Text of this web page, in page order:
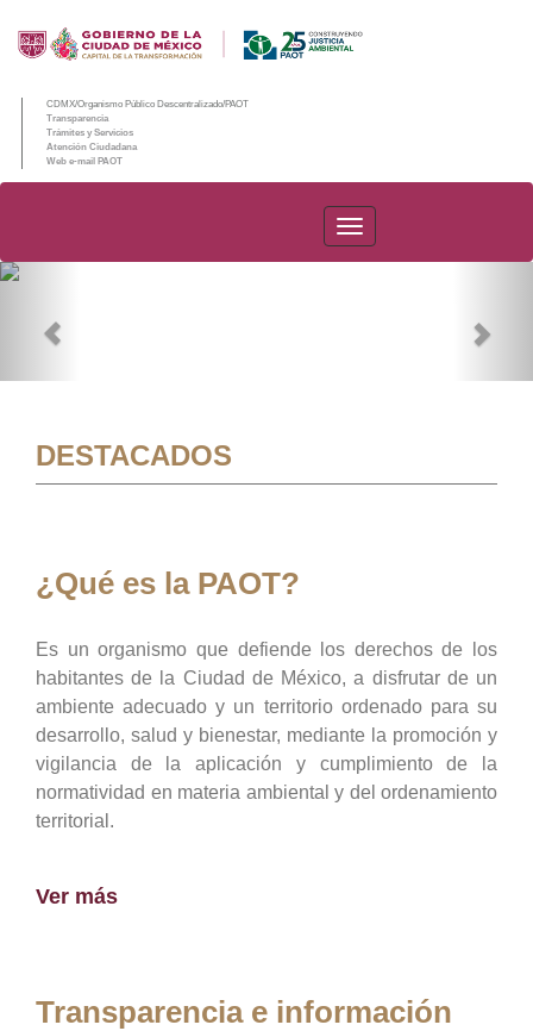
CDMX/Organismo Público Descentralizado/PAOT
Transparencia
Trámites y Servicios
Atención Ciudadana
Web e-mail PAOT
PAOT
DESTACADOS
¿Qué es la PAOT?
Es un organismo que defiende los derechos de los
habitantes de la Ciudad de México, a disfrutar de un
ambiente adecuado y un territorio ordenado para su
desarrollo, salud y bienestar, mediante la promoción y
vigilancia de la aplicación y cumplimiento de la
normatividad en materia ambiental y del ordenamiento
territorial.
Ver más
Transparencia e información